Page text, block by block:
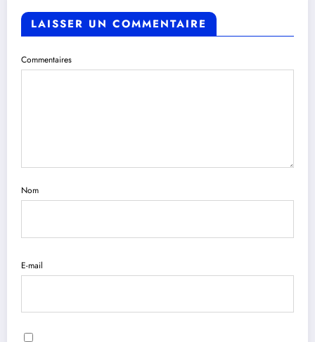
LAISSER UN COMMENTAIRE
Commentaires
Nom
E-mail